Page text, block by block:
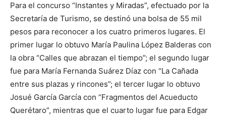
Para el concurso “Instantes y Miradas”, efectuado por la
Secretaría de Turismo, se destinó una bolsa de 55 mil
pesos para reconocer a los cuatro primeros lugares. El
primer lugar lo obtuvo María Paulina López Balderas con
la obra “Calles que abrazan el tiempo”; el segundo lugar
fue para María Fernanda Suárez Díaz con “La Cañada
entre sus plazas y rincones”; el tercer lugar lo obtuvo
Josué García García con “Fragmentos del Acueducto
Querétaro”, mientras que el cuarto lugar fue para Edgar